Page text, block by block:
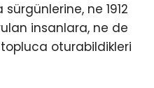
ne 1912
insanlara, ne de
oturabildikleri